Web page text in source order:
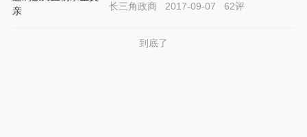
长三角政商 2017-09-07 62评
到底了